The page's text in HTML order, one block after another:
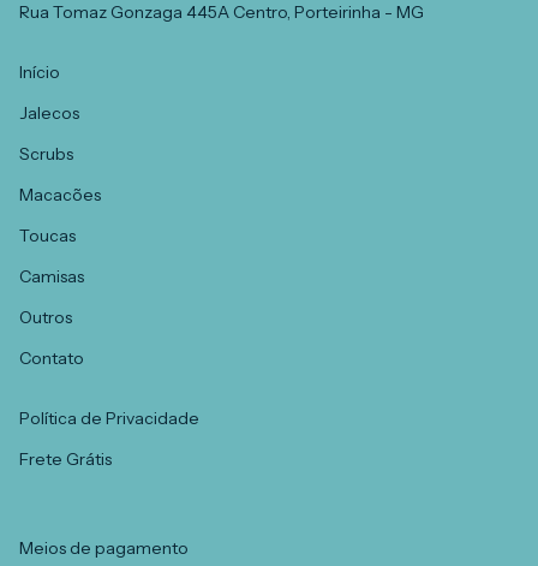
Rua Tomaz Gonzaga 445A Centro, Porteirinha - MG
Início
Jalecos
Scrubs
Macacões
Toucas
Camisas
Outros
Contato
Política de Privacidade
Frete Grátis
Meios de pagamento